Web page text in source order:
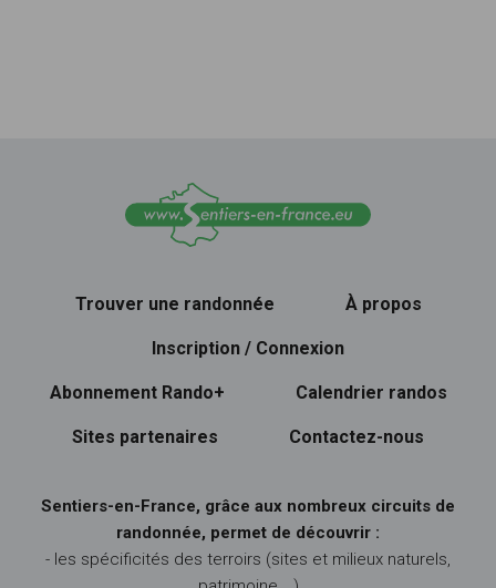
Trouver une randonnée À propos
Inscription / Connexion
Abonnement Rando+ Calendrier randos
Sites partenaires Contactez-nous
Sentiers-en-France, grâce aux nombreux circuits de
randonnée, permet de découvrir :
- les spécificités des terroirs (sites et milieux naturels,